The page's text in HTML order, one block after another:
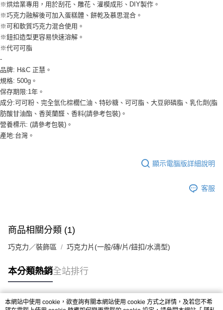
１．簡單：不需註冊會員、不需綁卡、不需儲值。
２．便利：只要手機號碼，簡訊認證，即可結帳。
３．安心：先確認商品／服務後，再付款。
【「AFTEE先享後付」結帳流程】
１．於結帳方式選擇「AFTEE先享後付」後，將跳轉至「AFTEE先享後付」
２．訂單成立數日內，您將收到繳費通知簡訊。
３．收到繳費通知簡訊後14天內，點擊此簡訊中的連結，可透過四大超商／
ATM／網路銀行／等多元方式進行付款，方視為交易完成。
※ 請注意：結帳手續完成當下不需立刻繳費，但若您需要取消訂單，請聯絡
購買商品的店家。未經商家同意取消之訂單仍視為有效，需透過AFTEE先享
後付繳納相關費用。
※ 交易是否成功請以「AFTEE先享後付 」之結帳頁面顯示為準，若有關於
是否繳費成功／繳費後需取消欲退款等相關疑問，請聯繫「AFTEE先享後付
客戶支援中心」
１．透過由恩沛科技股份有限公司提供之「AFTEE先享後付」服務完成之交
任。
時審查核予不同之上限額度；若仍有額度不足之情形，本公司將視審查結果
５．嚴禁一人註冊多個帳號或使用他人資訊註冊。若發現惡意使用之情形，
恩沛科技股份有限公司將有權停止該用戶之使用額度並採取法律行動。
運送方式
冷藏7-11取貨(快速到店) 單筆限重10kg
每筆NT$220，滿NT$3,000(含以上)免運費
每筆NT$200，滿NT$3,000(含以上)免運費
※烘焙業專用，用於刮花、雕花、灌模成形、DIY製作。
※巧克力融解後可加入蛋糕體、餅乾及慕思混合。
※可和軟質巧克力混合使用。
※鈕扣造型更容易快速溶解。
※代可可脂
-
品牌: H&C 正慧。
規格: 500g。
保存期限:1年。
成分:可可粉、完全氫化棕櫚仁油、特砂糖、可可脂、大豆卵磷脂、乳化劑(脂
肪酸甘油酯、香莢蘭醛、香料(請參考包裝)。
營養標示: (請參考包裝)。
產地:台灣。
顯示電腦版詳細說明
客服
商品相關分類 (1)
巧克力／裝飾區 巧克力片(一般/磚/片/鈕扣/水滴型)
本分類熱銷全站排行
本網站中使用 cookie，欲查詢有關本網站使用 cookie 方式之詳情，及若您不希